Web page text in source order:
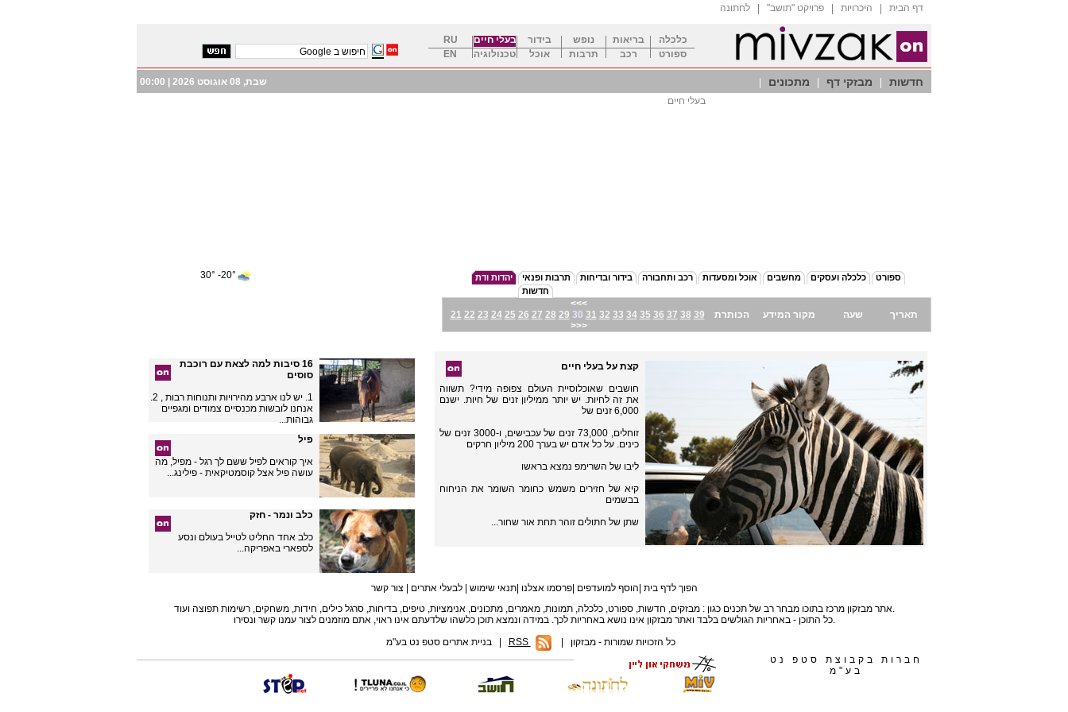
דף הבית היכרויות "פרויקט "תושב לחתונה
כלכלה בריאות נופש בידור בעלי חיים
RU
ספורט
רכב תרבות אוכל טכנולוגיה EN
חדשות מבזקי דף מתכונים שבת, 08 אוגוסט 2026 |
00:00
בעלי חיים
יהדות ודת תרבות ופנאי בידור ובדיחות רכב ותחבורה אוכל ומסעדות מחשבים כלכלה ועסקים
ספורט
חדשות
<<<
21 22 23 24 25 26 27 28 29 30 31 32 33 34 35 36 37 38 39
>>>
הכותרת מקור המידע שעה תאריך
קצת על בעלי חיים
חושבים שאוכלוסיית העולם צפופה מידי? תשווה
את זה לחיות. יש יותר ממיליון זנים של חיות. ישנם
6,000 זנים של
זוחלים, 73,000 זנים של עכבישים, ו-3000 זנים של
כינים. על כל אדם יש בערך 200 מיליון חרקים
ליבו של השרימפ נמצא בראשו
קיא של חזירים משמש כחומר השומר את הניחוח
בבשמים
שתן של חתולים זוהר תחת אור שחור...
16 סיבות למה לצאת עם רוכבת
סוסים
1. יש לנו ארבע מהירויות ותנוחות רבות , 2.
אנחנו לובשות מכנסיים צמודים ומגפיים
גבוהות...
פיל
איך קוראים לפיל ששם לך רגל - מפיל, מה
עושה פיל אצל קוסמטיקאית - פילינג...
כלב ונמר - חזק
כלב אחד החליט לטייל בעולם ונסע
לספארי באפריקה...
הפוך לדף בית הוסף למועדפים |פרסמו אצלנו |תנאי שימוש |לבעלי אתרים
צור קשר
אתר מבזקון מרכז בתוכו מבחר רב של תכנים כגון : מבזקים, חדשות, ספורט, כלכלה, תמונות, מאמרים, מתכונים, אנימציות, טיפים, בדיחות, סרגל כילים, חידות, משחקים, רשימות תפוצה ועוד.
כל התוכן - באחריות הגולשים בלבד ואתר מבזקון אינו נושא באחריות לכך. במידה ונמצא תוכן כלשהו שלדעתם אינו ראוי, אתם מוזמנים לצור עמנו קשר ונסירו.
בניית אתריםסטפ נט בע"מ | RSS
כל הזכויות שמורות - מבזקון
חברות בקבוצת סטפ נט
בע"מ
20°- 30°